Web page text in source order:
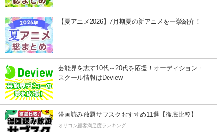
【夏アニメ2026】7月期夏の新アニメを一挙紹介！
芸能界を志す10代～20代を応援！オーディション・
スクール情報はDeview
漫画読み放題サブスクおすすめ11選【徹底比較】
オリコン顧客満足度ランキング